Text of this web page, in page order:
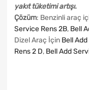
yakıt tüketimi artışı.
Çözüm: Benzinli araç
Service Rens 2B, Bell
Dizel Araç İçin Bell
Rens 2 D, Bell Add